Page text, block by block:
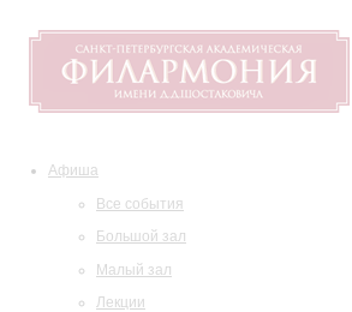
Афиша
Все события
Большой зал
Малый зал
Лекции